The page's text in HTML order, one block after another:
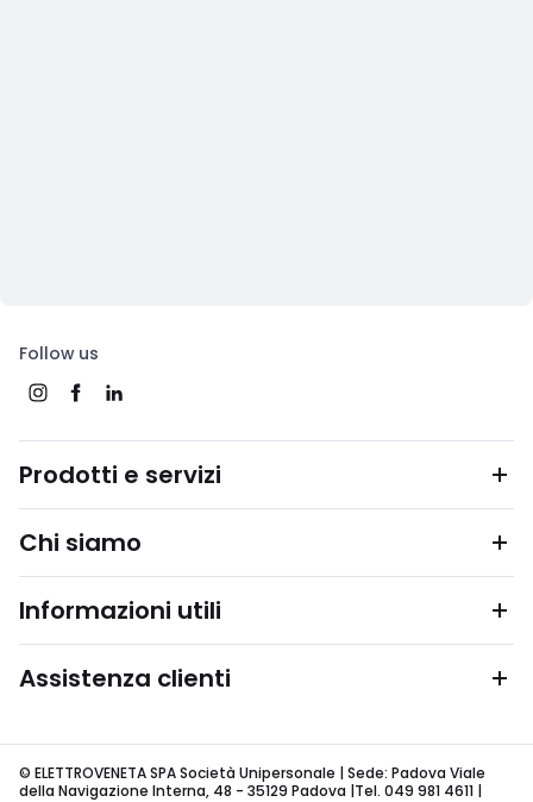
Follow us
Prodotti e servizi
Chi siamo
Informazioni utili
Assistenza clienti
© ELETTROVENETA SPA Società Unipersonale | Sede: Padova Viale
della Navigazione Interna, 48 - 35129 Padova |Tel. 049 981 4611 |